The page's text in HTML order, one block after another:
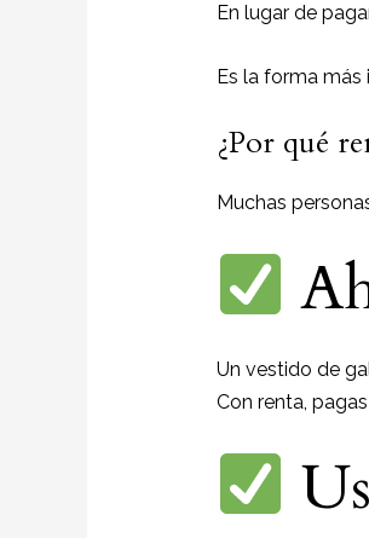
En lugar de
Es la forma
¿Por qué
Muchas
Un vestido de
Con renta,